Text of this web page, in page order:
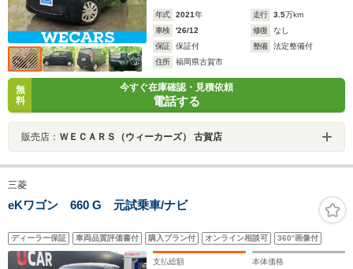
年式 2021年 走行 3.5万km
車検
'26/12 修復
なし
保証
保証付 整備
法定整備付
住所
福岡県古賀市
無
料
今すぐ在庫確認・見積依頼
電話する
販売店： ＷＥＣＡＲＳ（ウィーカーズ） 古賀店
三菱
eKワゴン 660 G 元試乗車/ナビ
ディーラー保証 車両品質評価書付 購入プラン付 オンライン相談可 360°画像付
支払総額 本体価格